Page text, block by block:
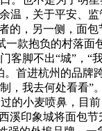
，关于平安、
的，另一侧，面
款抱负的村落
脚不出“城”，“
首进杭州的品牌
我去何处看看”
的小麦喷鼻，目
印象城将面包